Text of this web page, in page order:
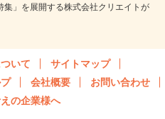
」を展開する株式会社クリエイトが
いて
サイトマップ
会社概要
お問い合わせ
の企業様へ